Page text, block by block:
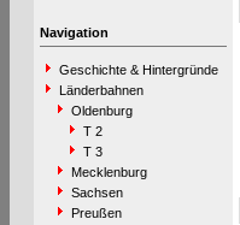
Navigation
Geschichte & Hintergründe
Länderbahnen
Oldenburg
T 2
T 3
Mecklenburg
Sachsen
Preußen